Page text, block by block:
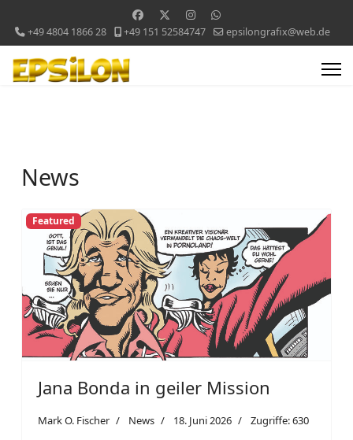
+49 4804 1866 28 +49 151 52584747 epsilongrafix@web.de
News
Featured
Jana Bonda in geiler Mission
Mark O. Fischer News 18. Juni 2026 Zugriffe: 630